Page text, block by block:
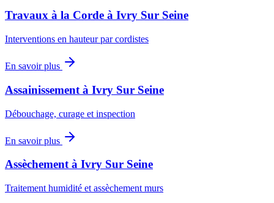
Travaux à la Corde à Ivry Sur Seine
Interventions en hauteur par cordistes
En savoir plus
Assainissement à Ivry Sur Seine
Débouchage, curage et inspection
En savoir plus
Assèchementà Ivry Sur Seine
Traitement humidité et assèchement murs